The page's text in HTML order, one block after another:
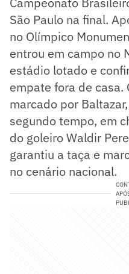
São Paulo na final.
no Olímpico
entrou em campo no
estádio lotado e
empate fora de casa.
marcado por
segundo tempo, em
do goleiro Waldir
garantiu a taça e
no cenário nacional.